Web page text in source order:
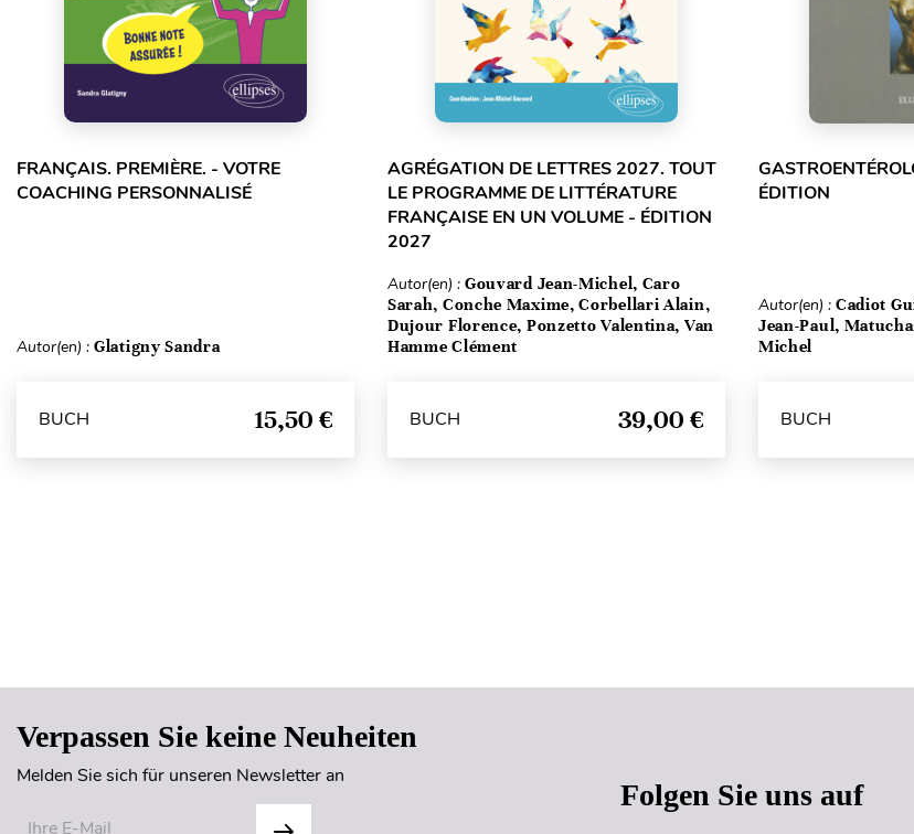
FRANÇAIS. PREMIÈRE. - VOTRE
COACHING PERSONNALISÉ
Autor(en) : Glatigny Sandra
BUCH 15,50 €
AGRÉGATION DE LETTRES 2027. TOUT
LE PROGRAMME DE LITTÉRATURE
FRANÇAISE EN UN VOLUME - ÉDITION
2027
Autor(en) : Gouvard Jean-Michel, Caro
Sarah, Conche Maxime, Corbellari Alain,
Dujour Florence, Ponzetto Valentina, Van
Hamme Clément
BUCH 39,00 €
ÉDITION
Autor(en) : Cadiot
Jean-Paul,
Michel
BUCH
Verpassen Sie keine Neuheiten
Melden Sie sich für unseren Newsletter an
Folgen Sie uns auf